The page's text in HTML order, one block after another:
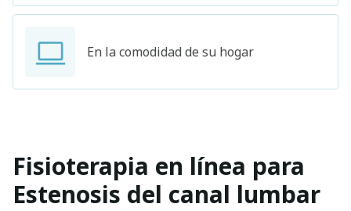
En la comodidad de su hogar
Fisioterapia en línea para
Estenosis del canal lumbar